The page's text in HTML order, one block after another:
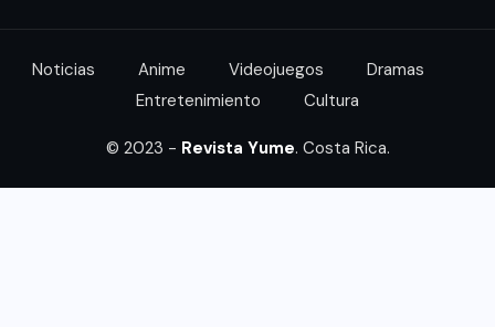
Noticias Anime Videojuegos
Dramas
Entretenimiento
Cultura
© 2023 - Revista Yume. Costa Rica.